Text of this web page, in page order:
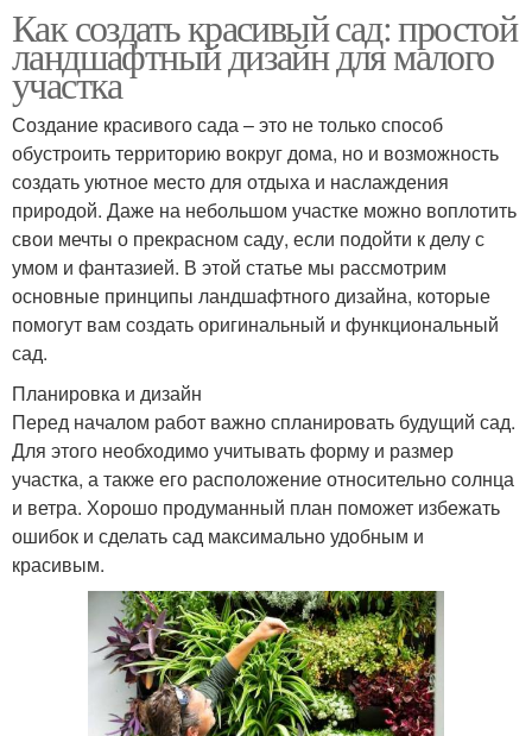
Как создать красивый сад: простой
ландшафтный дизайн для малого
участка
Создание красивого сада – это не только способ
обустроить территорию вокруг дома, но и возможность
создать уютное место для отдыха и наслаждения
природой. Даже на небольшом участке можно воплотить
свои мечты о прекрасном саду, если подойти к делу с
умом и фантазией. В этой статье мы рассмотрим
основные принципы ландшафтного дизайна, которые
помогут вам создать оригинальный и функциональный
сад.
Планировка и дизайн
Перед началом работ важно спланировать будущий сад.
Для этого необходимо учитывать форму и размер
участка, а также его расположение относительно солнца
и ветра. Хорошо продуманный план поможет избежать
ошибок и сделать сад максимально удобным и
красивым.